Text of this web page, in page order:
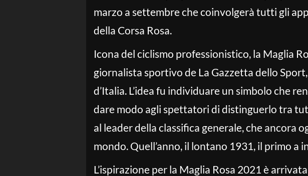
marzo a settembre che coinvolgerà tutti gli
della Corsa Rosa.
Icona del ciclismo professionistico, la Maglia
giornalista sportivo de La Gazzetta dello
d’Italia. L’idea fu individuare un simbolo che
dare modo agli spettatori di distinguerlo tra
al leader della classifica generale, che ancora
mondo. Quell’anno, il lontano 1931, il primo a
L’ispirazione per la Maglia Rosa 2021 è